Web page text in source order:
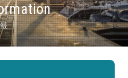
ボート販売